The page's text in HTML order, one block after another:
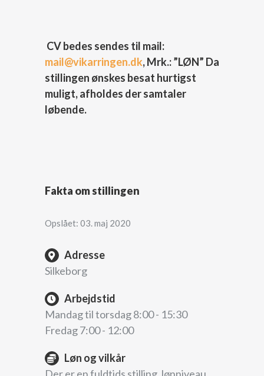
CV bedes sendes til mail:
mail@vikarringen.dk, Mrk.: ”LØN” Da
stillingen ønskes besat hurtigst
muligt, afholdes der samtaler
løbende.
Fakta om stillingen
Opslået: 03. maj 2020
Adresse
Silkeborg
Arbejdstid
Mandag til torsdag 8:00 - 15:30
Fredag 7:00 - 12:00
Løn og vilkår